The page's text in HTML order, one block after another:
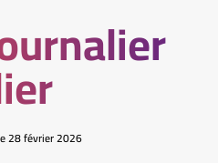
28 février 2026